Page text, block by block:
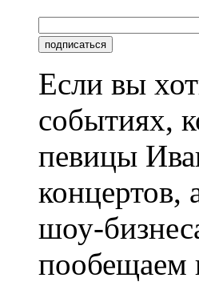
Если вы
событиях,
певицы
концертов,
шоу-
пообещаем